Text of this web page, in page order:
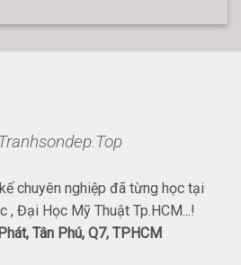
chuyên nghiệp đã từng học tại
, Đại Học Mỹ Thuật Tp.HCM...!
Tân Phú, Q7, TPHCM